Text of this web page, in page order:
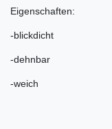
Eigenschaften:
-blickdicht
-dehnbar
-weich